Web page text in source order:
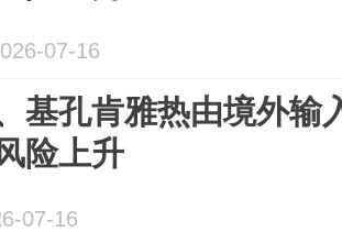
07-16
基孔肯雅热由境外输
险上升
07-16